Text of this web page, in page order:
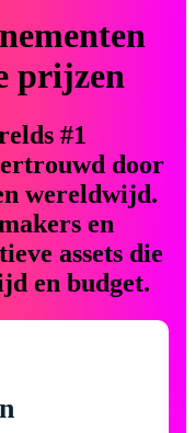
prijzen
#1
door
wereldwijd.
en
assets die
en budget.